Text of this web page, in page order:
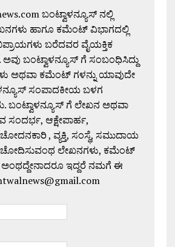
ಬಂಟ್ವಾಳನ್ಯೂಸ್ ನಲ್ಲಿ
ಹಾಗೂ ಕಮೆಂಟ್ ವಿಭಾಗದಲ್ಲಿ
ಬರೆದವರ ವೈಯಕ್ತಿಕ
ಬಂಟ್ವಾಳನ್ಯೂಸ್ ಗೆ ಸಂಬಂಧಿಸಿದ್ದು
ಅಥವಾ ಕಮೆಂಟ್ ಗಳನ್ನು ಯಾವುದೇ
ಸಂಪಾದಕೀಯ ಬಳಗ
ಬಂಟ್ವಾಳನ್ಯೂಸ್ ಗೆ ಲೇಖನ ಅಥವಾ
ಆಕ್ಷೇಪಾರ್ಹ,
, ವ್ಯಕ್ತಿ, ಸಂಸ್ಥೆ, ಸಮುದಾಯ
ಲೇಖನಗಳು, ಕಮೆಂಟ್
ಅಂಥದ್ದೇನಾದರೂ ಇದ್ದರೆ ನಮಗೆ ಈ